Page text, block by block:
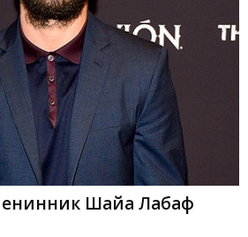
Шайа Лабаф